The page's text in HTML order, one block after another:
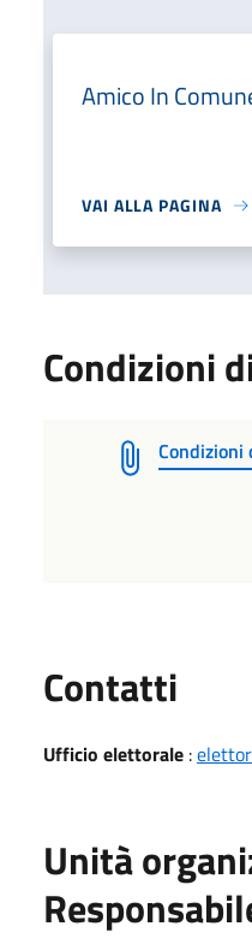
Amico In
VAI ALLA PAGINA
Condizioni
Condizioni
Contatti
Ufficio elettorale :
Unità